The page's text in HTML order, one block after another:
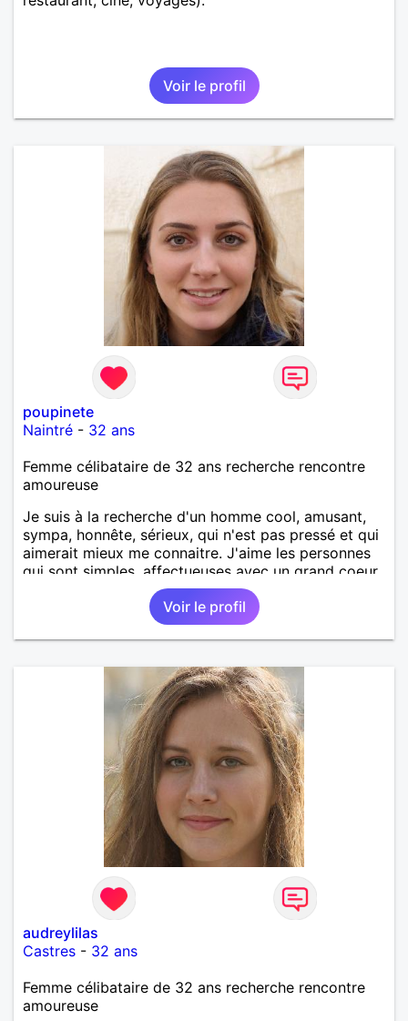
Voir le profil
poupinete
Naintré - 32 ans
Femme célibataire de 32 ans recherche rencontre
amoureuse
Je suis à la recherche d'un homme cool, amusant,
sympa, honnête, sérieux, qui n'est pas pressé et qui
aimerait mieux me connaitre. J'aime les personnes
qui sont simples, affectueuses avec un grand coeur.
Voir le profil
audreylilas
Castres - 32 ans
Femme célibataire de 32 ans recherche rencontre
amoureuse